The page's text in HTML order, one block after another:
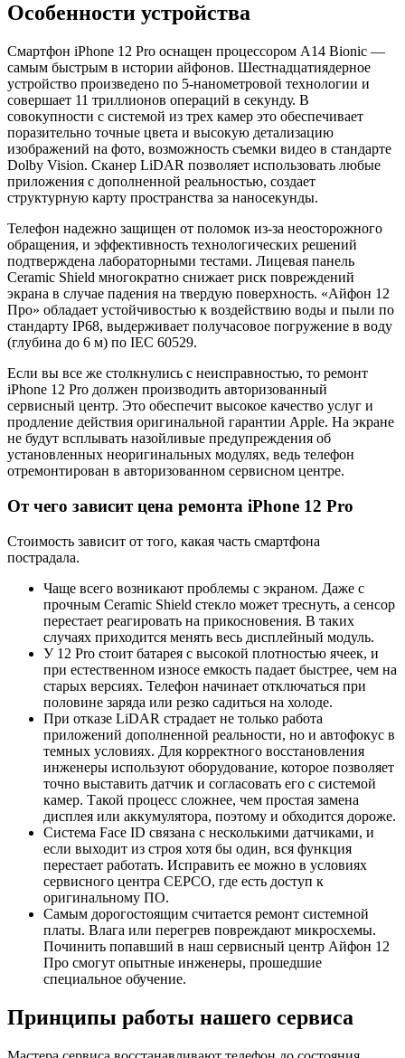
Особенности устройства
Смартфон iPhone 12 Pro оснащен процессором A14 Bionic —
самым быстрым в истории айфонов. Шестнадцатиядерное
устройство произведено по 5-нанометровой технологии и
совершает 11 триллионов операций в секунду. В
совокупности с системой из трех камер это обеспечивает
поразительно точные цвета и высокую детализацию
изображений на фото, возможность съемки видео в стандарте
Dolby Vision. Сканер LiDAR позволяет использовать любые
приложения с дополненной реальностью, создает
структурную карту пространства за наносекунды.
Телефон надежно защищен от поломок из-за неосторожного
обращения, и эффективность технологических решений
подтверждена лабораторными тестами. Лицевая панель
Ceramic Shield многократно снижает риск повреждений
экрана в случае падения на твердую поверхность. «Айфон 12
Про» обладает устойчивостью к воздействию воды и пыли по
стандарту IP68, выдерживает получасовое погружение в воду
(глубина до 6 м) по IEC 60529.
Если вы все же столкнулись с неисправностью, то ремонт
iPhone 12 Pro должен производить авторизованный
сервисный центр. Это обеспечит высокое качество услуг и
продление действия оригинальной гарантии Apple. На экране
не будут всплывать назойливые предупреждения об
установленных неоригинальных модулях, ведь телефон
отремонтирован в авторизованном сервисном центре.
От чего зависит цена ремонта iPhone 12 Pro
Стоимость зависит от того, какая часть смартфона
пострадала.
Чаще всего возникают проблемы с экраном. Даже с
прочным Ceramic Shield стекло может треснуть, а сенсор
перестает реагировать на прикосновения. В таких
случаях приходится менять весь дисплейный модуль.
У 12 Pro стоит батарея с высокой плотностью ячеек, и
при естественном износе емкость падает быстрее, чем на
старых версиях. Телефон начинает отключаться при
половине заряда или резко садиться на холоде.
При отказе LiDAR страдает не только работа
приложений дополненной реальности, но и автофокус в
темных условиях. Для корректного восстановления
инженеры используют оборудование, которое позволяет
точно выставить датчик и согласовать его с системой
камер. Такой процесс сложнее, чем простая замена
дисплея или аккумулятора, поэтому и обходится дороже.
Система Face ID связана с несколькими датчиками, и
если выходит из строя хотя бы один, вся функция
перестает работать. Исправить ее можно в условиях
сервисного центра CEPCO, где есть доступ к
оригинальному ПО.
Самым дорогостоящим считается ремонт системной
платы. Влага или перегрев повреждают микросхемы.
Починить попавший в наш сервисный центр Айфон 12
Про смогут опытные инженеры, прошедшие
специальное обучение.
Принципы работы нашего сервиса